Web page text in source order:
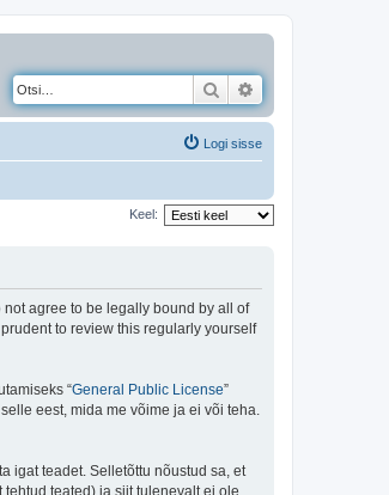
Otsi
Logi sisse
Keel:
not agree to be legally bound by all of
to review this regularly yourself
“General Public License”
eest, mida me võime ja ei või teha.
igat teadet. Selletõttu nõustud sa, et
teated) ja siit tulenevalt ei ole